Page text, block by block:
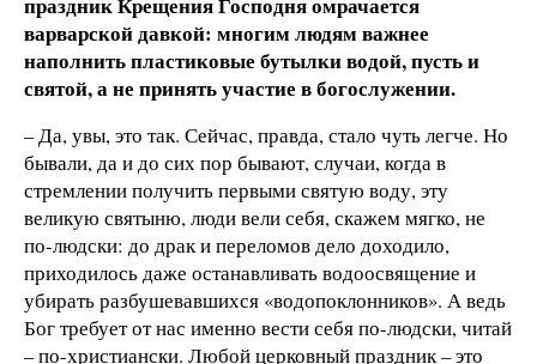
варварской давкой: многим людям важнее
наполнить пластиковые бутылки водой, пусть и
святой, а не принять участие в богослужении.
– Да, увы, это так. Сейчас, правда, стало чуть легче. Но
бывали, да и до сих пор бывают, случаи, когда в
стремлении получить пер­выми святую воду, эту
великую святыню, люди вели себя, скажем мягко, не
по-­людски: до драк и переломов дело доходило,
приходилось даже останавливать водоосвящение и
убирать разбушевавшихся «водопоклонников». А ведь
Бог требует от нас именно вести себя по-­людски, читай
– по-христиански. Любой церковный праздник – это